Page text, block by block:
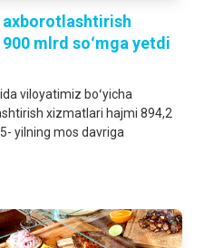
mlrd soʻmga yetdi
viloyatimiz boʻyicha
xizmatlari hajmi 894,2
yilning mos davriga